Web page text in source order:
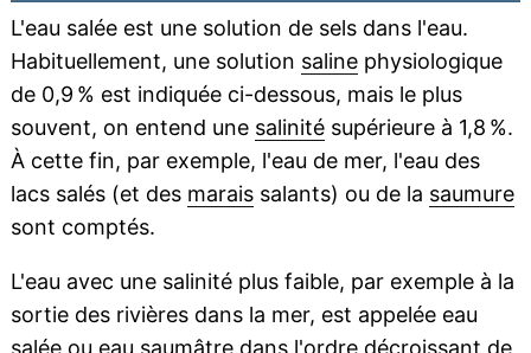
L'eau salée est une solution de sels dans l'eau.
Habituellement, une solution salinephysiologique
de 0,9 % est indiquée ci-dessous, mais le plus
souvent, on entend une salinitésupérieure à 1,8 %.
À cette fin, par exemple, l'eau de mer, l'eau des
lacs salés (et des maraissalants) ou de la saumure
sont comptés.
L'eau avec une salinité plus faible, par exemple à la
sortie des rivières dans la mer, est appelée eau
salée ou eau saumâtredans l'ordre décroissant de